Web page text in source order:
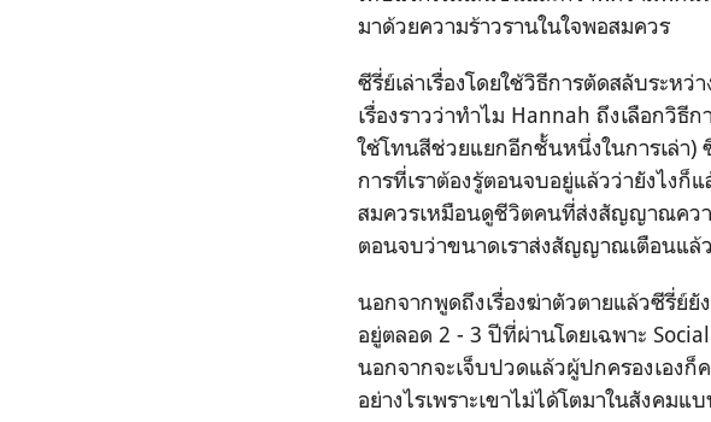
มาด้วยความร้าวรานในใจพอสมควร
ซีรี่ย์เล่าเรื่องโดยใช้วิธีการตัดสลับระห
เรื่องราวว่าทำไม Hannah ถึงเลือกวิ
ใช้โทนสีช่วยแยกอีกชั้นหนึ่งในการเล่า)
การที่เราต้องรู้ตอนจบอยู่แล้วว่ายังไงก็
สมควรเหมือนดูชีวิตคนที่ส่งสัญญาณควา
ตอนจบว่าขนาดเราส่งสัญญาณเตือนแล้
นอกจากพูดถึงเรื่องฆ่าตัวตายแล้วซีรี่ย์
อยู่ตลอด 2 - 3 ปีที่ผ่านโดยเฉพาะ
นอกจากจะเจ็บปวดแล้วผู้ปกครองเองก็
อย่างไรเพราะเขาไม่ได้โตมาในสังคม